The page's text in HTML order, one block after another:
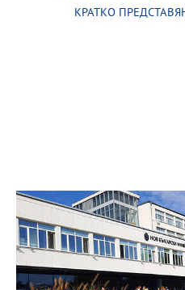
КРАТКО